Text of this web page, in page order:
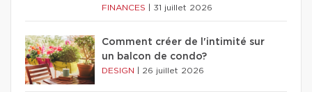
FINANCES 31 juillet 2026
Comment créer de l'intimité sur
un balcon de condo?
DESIGN 26 juillet 2026